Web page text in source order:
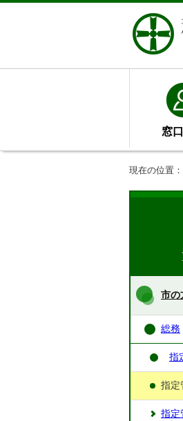
窓
現在の位置：
市の
総務
指
指定
指定